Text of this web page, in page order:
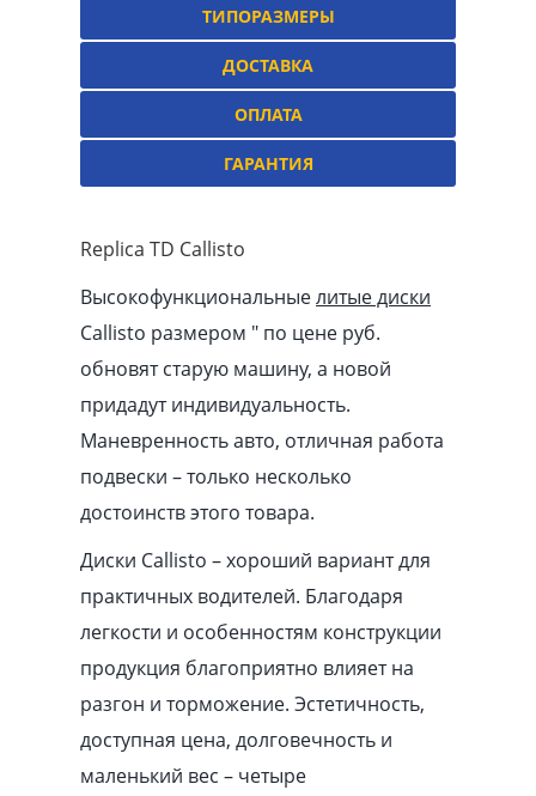
ТИПОРАЗМЕРЫ
ДОСТАВКА
ОПЛАТА
ГАРАНТИЯ
Replica TD Callisto
Высокофункциональныелитые диски
Callisto размером ″ по цене руб.
обновят старую машину, а новой
придадут индивидуальность.
Маневренность авто, отличная работа
подвески – только несколько
достоинств этого товара.
Диски Callisto – хороший вариант для
практичных водителей. Благодаря
легкости и особенностям конструкции
продукция благоприятно влияет на
разгон и торможение. Эстетичность,
доступная цена, долговечность и
маленький вес – четыре